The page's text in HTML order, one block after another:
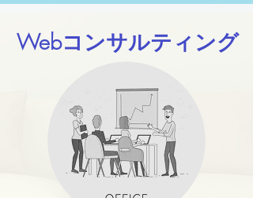
Webコンサルティング